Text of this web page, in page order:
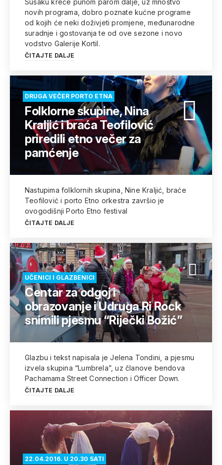
Sušaku kreće punom parom dalje, uz mnoštvo
novih programa, dobro poznate kućne programe
od kojih će neki doživjeti promjene, međunarodne
suradnje i gostovanja te od ove sezone i novo
vodstvo Galerije Kortil.
ČITAJTE DALJE
DRUGA VEČER PORTO ETNA
Folklorne skupine, Nina
Kraljić i braća Teofilović
priredili etno večer za
pamćenje
Nastupima folklornih skupina, Nine Kraljić, braće
Teofilović i porto Etno orkestra završio je
ovogodišnji Porto Etno festival
ČITAJTE DALJE
UČENICI I GLAZBENICI
Centar za odgoj i
obrazovanje i Udruga Ri Rock
snimili pjesmu “Riječki Božić”
Glazbu i tekst napisala je Jelena Tondini, a pjesmu
izvela skupina “Lumbrela”, uz članove bendova
Pachamama Street Connection i Officer Down.
ČITAJTE DALJE
22.04.2016. U 20.30 SATI